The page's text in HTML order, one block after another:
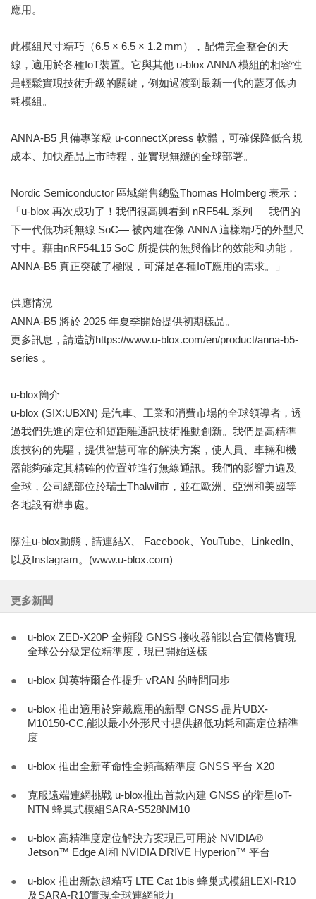
應用。
此模組尺寸精巧（6.5 × 6.5 × 1.2 mm），配備完全整合的天
線，適用於各種IoT裝置。它與其他 u-blox ANNA 模組的相容性
是輕鬆實現技術升級的關鍵，例如過渡到最新一代的藍牙低功
耗模組。
ANNA-B5 具備專業級 u-connectXpress 軟體，可確保降低合規
成本、加快產品上市時程，並實現無縫的全球部署。
Nordic Semiconductor 區域銷售總監Thomas Holmberg 表示：
「u-blox 再次成功了！我們很高興看到 nRF54L 系列 — 我們的
下一代低功耗無線 SoC— 被內建在像 ANNA 這樣精巧的外型尺
寸中。藉由nRF54L15 SoC 所提供的無與倫比的效能和功能，
ANNA-B5 真正突破了極限，可滿足各種IoT應用的需求。」
供應情況
ANNA-B5 將於 2025 年夏季開始提供初期樣品。
更多訊息，請造訪https://www.u-blox.com/en/product/anna-b5-
series 。
u-blox簡介
u-blox (SIX:UBXN) 是汽車、工業和消費市場的全球領導者，透
過我們先進的定位和短距離通訊技術推動創新。我們是高精準
度技術的先驅，提供智慧可靠的解決方案，使人員、車輛和機
器能夠確定其精確的位置並進行無線通訊。我們的影響力遍及
全球，公司總部位於瑞士Thalwil市，並在歐洲、亞洲和美國等
各地設有辦事處。
關注u-blox動態，請連結X、 Facebook、YouTube、LinkedIn、
以及Instagram。(www.u-blox.com)
更多新聞
●
u-blox ZED-X20P 全頻段 GNSS 接收器能以合宜價格實現
全球公分級定位精準度，現已開始送樣
● u-blox 與英特爾合作提升 vRAN 的時間同步
●
u-blox 推出適用於穿戴應用的新型 GNSS 晶片UBX-
M10150-CC,能以最小外形尺寸提供超低功耗和高定位精準
度
● u-blox 推出全新革命性全頻高精準度 GNSS 平台 X20
●
克服遠端連網挑戰 u-blox推出首款內建 GNSS 的衛星IoT-
NTN 蜂巢式模組SARA-S528NM10
●
u-blox 高精準度定位解決方案現已可用於 NVIDIA®
Jetson™ Edge AI和 NVIDIA DRIVE Hyperion™ 平台
●
u-blox 推出新款超精巧 LTE Cat 1bis 蜂巢式模組LEXI-R10
及SARA-R10實現全球連網能力